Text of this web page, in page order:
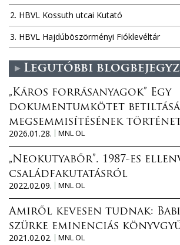
2. HBVL Kossuth utcai Kutató
3. HBVL Hajdúböszörményi Fióklevéltár
Legutóbbi
„Káros forrásanyagok” Egy
dokumentumkötet
megsemmisítésének
2026.01.28.
MNL OL
„Neokutyabőr”. 1987-es
családfakutatásról
2022.02.09.
MNL OL
Amiről kevesen tudnak:
szürke eminenciás
2021.02.02.
MNL OL